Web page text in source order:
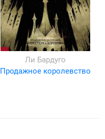
Ли Бардуго
Продажное королевство